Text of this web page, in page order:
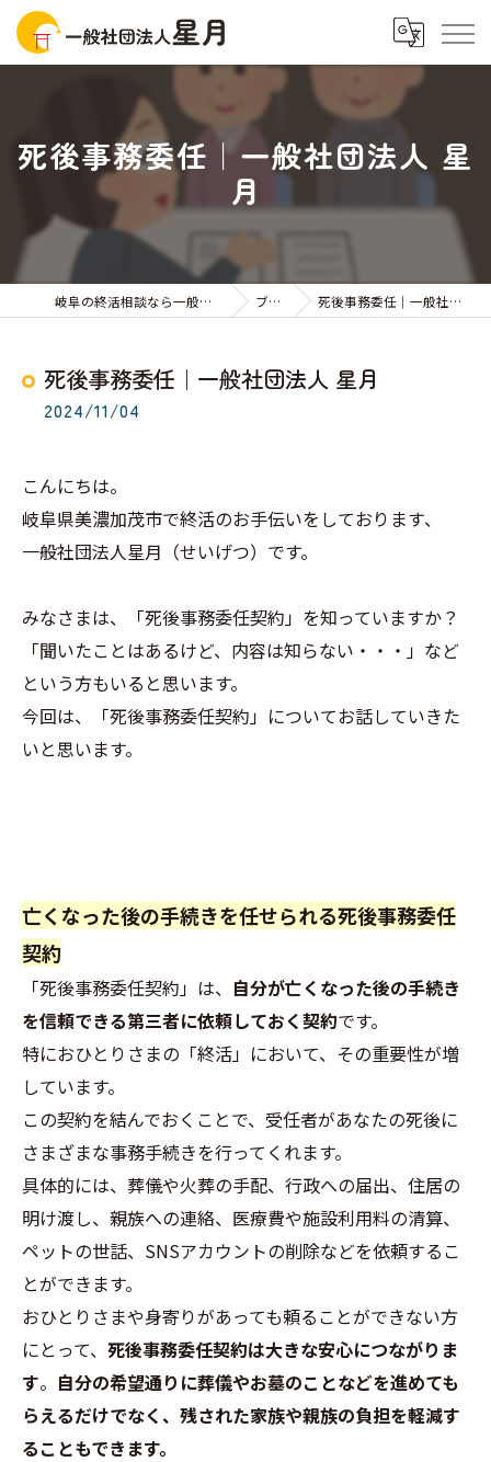
死後事務委任｜一般社団法人 星
月
岐阜の終活相談なら一般社団法人星月 ブログ 死後事務委任｜一般社団法人 星月
死後事務委任｜一般社団法人 星月
2024/11/04
こんにちは。
岐阜県美濃加茂市で終活のお手伝いをしております、
一般社団法人星月（せいげつ）です。
みなさまは、「死後事務委任契約」を知っていますか？
「聞いたことはあるけど、内容は知らない・・・」など
という方もいると思います。
今回は、「死後事務委任契約」についてお話していきた
いと思います。
亡くなった後の手続きを任せられる死後事務委任
契約
「死後事務委任契約」は、 自分が亡くなった後の手続き
を信頼できる第三者に依頼しておく契約です。
特におひとりさまの「終活」において、その重要性が増
しています。
この契約を結んでおくことで、受任者があなたの死後に
さまざまな事務手続きを行ってくれます。
具体的には、葬儀や火葬の手配、行政への届出、住居の
明け渡し、親族への連絡、医療費や施設利用料の清算、
ペットの世話、SNSアカウントの削除などを依頼するこ
とができます。
おひとりさまや身寄りがあっても頼ることができない方
にとって、 死後事務委任契約は大きな安心につながりま
す。 自分の希望通りに葬儀やお墓のことなどを進めても
らえるだけでなく、残された家族や親族の負担を軽減す
ることもできます。